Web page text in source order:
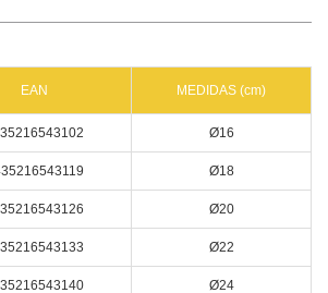
EAN MEDIDAS (cm)
Ø16
Ø18
Ø20
Ø22
Ø24